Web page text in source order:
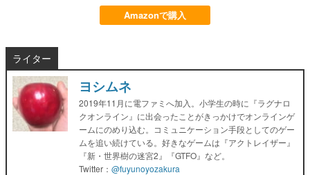
Amazonで購入
ライター
ヨシムネ
2019年11月に電ファミへ加入。小学生の時に『ラグナロ
クオンライン』に出会ったことがきっかけでオンラインゲ
ームにのめり込む。コミュニケーション手段としてのゲー
ムを追い続けている。好きなゲームは『アクトレイザー』
『新・世界樹の迷宮2』『GTFO』など。
Twitter： @fuyunoyozakura